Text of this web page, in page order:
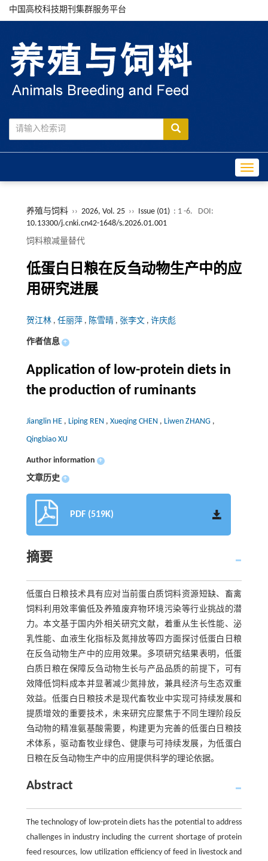
中国高校科技期刊集群服务平台
养殖与饲料 ›› 2026, Vol. 25 ›› Issue (01) : 1 -6.
DOI:
10.13300/j.cnki.cn42-1648/s.2026.01.001
饲料粮减量替代
低蛋白日粮在反刍动物生产中的应
用研究进展
贺江林 , 任丽萍 , 陈雪晴 , 张李文 , 许庆彪
作者信息 +
Application of low-protein diets in
the production of ruminants
Jianglin HE , Liping REN , Xueqing CHEN , Liwen ZHANG ,
Qingbiao XU
Author information +
文章历史 +
PDF (519K)
摘要
低蛋白日粮技术具有应对当前蛋白质饲料资源短缺、畜禽
饲料利用效率偏低及养殖废弃物环境污染等行业挑战的潜
力。本文基于国内外相关研究文献，着重从生长性能、泌
乳性能、血液生化指标及氮排放等四方面探讨低蛋白日粮
在反刍动物生产中的应用效果。多项研究结果表明，低蛋
白质日粮在保障反刍动物生长与产品品质的前提下，可有
效降低饲料成本并显著减少氮排放，兼具经济与生态双重
效益。低蛋白日粮技术是现代畜牧业中实现可持续发展和
提质增效的重要技术，未来研究应聚焦于不同生理阶段反
刍动物的精准氨基酸需要，构建更为完善的低蛋白日粮技
术体系，驱动畜牧业绿色、健康与可持续发展，为低蛋白
日粮在反刍动物生产中的应用提供科学的理论依据。
Abstract
The technology of low-protein diets has the potential to address
challenges in industry including the current shortage of protein
feed resources, low utilization efficiency of feed in livestock and